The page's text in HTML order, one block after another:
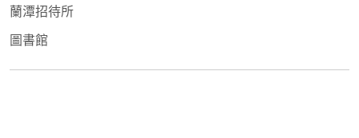
蘭潭招待所
圖書館